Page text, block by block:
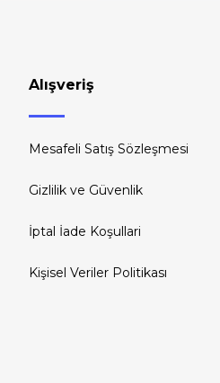
Alışveriş
Mesafeli Satış Sözleşmesi
Gizlilik ve Güvenlik
İptal İade Koşullari
Kişisel Veriler Politikası